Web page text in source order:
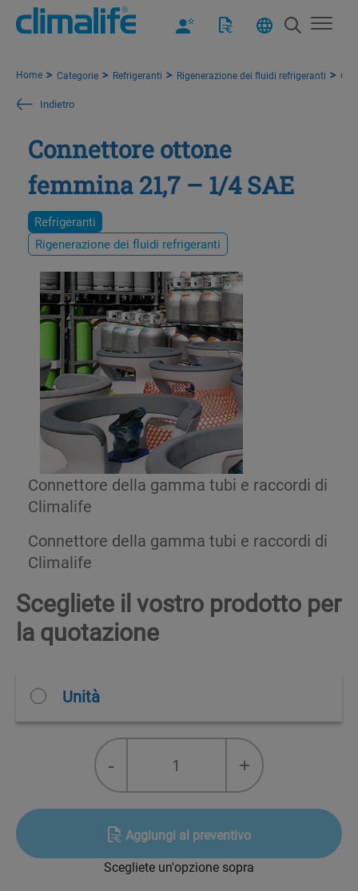
Home Categorie Refrigeranti Rigenerazione dei fluidi refrigeranti
Indietro
Connettore ottone
femmina 21,7 – 1/4 SAE
Refrigeranti
Rigenerazione dei fluidi refrigeranti
Connettore della gamma tubi e raccordi di
Climalife
Connettore della gamma tubi e raccordi di
Climalife
Scegliete il vostro prodotto per
la quotazione
Unità
Connettore
21,7
-
1/4
- +
Aggiungi al preventivo
Scegliete un'opzione sopra